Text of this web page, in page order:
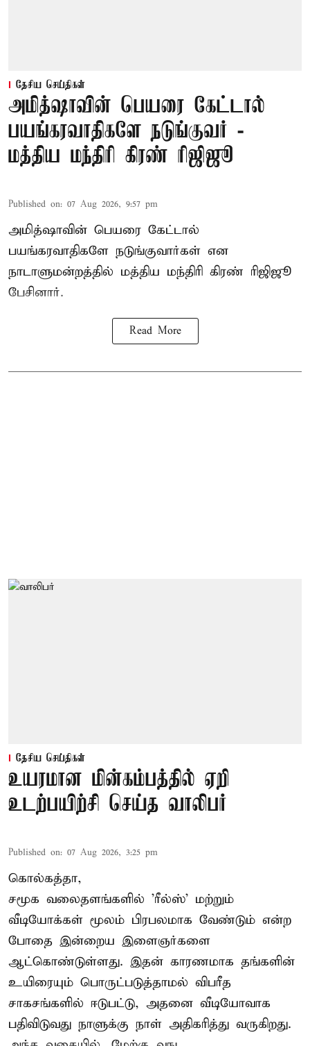
தேசிய செய்திகள்
அமித்ஷாவின் பெயரை கேட்டால்
பயங்கரவாதிகளே நடுங்குவர் -
மத்திய மந்திரி கிரண் ரிஜிஜூ
Published on: 07 Aug 2026, 9:57 pm
அமித்ஷாவின் பெயரை கேட்டால்
பயங்கரவாதிகளே நடுங்குவார்கள் என
நாடாளுமன்றத்தில் மத்திய மந்திரி கிரண் ரிஜிஜூ
பேசினார்.
Read More
தேசிய செய்திகள்
உயரமான மின்கம்பத்தில் ஏறி
உடற்பயிற்சி செய்த வாலிபர்
Published on: 07 Aug 2026, 3:25 pm
கொல்கத்தா,
சமூக வலைதளங்களில் 'ரீல்ஸ்' மற்றும்
வீடியோக்கள் மூலம் பிரபலமாக வேண்டும் என்ற
போதை இன்றைய இளைஞர்களை
ஆட்கொண்டுள்ளது. இதன் காரணமாக தங்களின்
உயிரையும் பொருட்படுத்தாமல் விபரீத
சாகசங்களில் ஈடுபட்டு, அதனை வீடியோவாக
பதிவிடுவது நாளுக்கு நாள் அதிகரித்து வருகிறது.